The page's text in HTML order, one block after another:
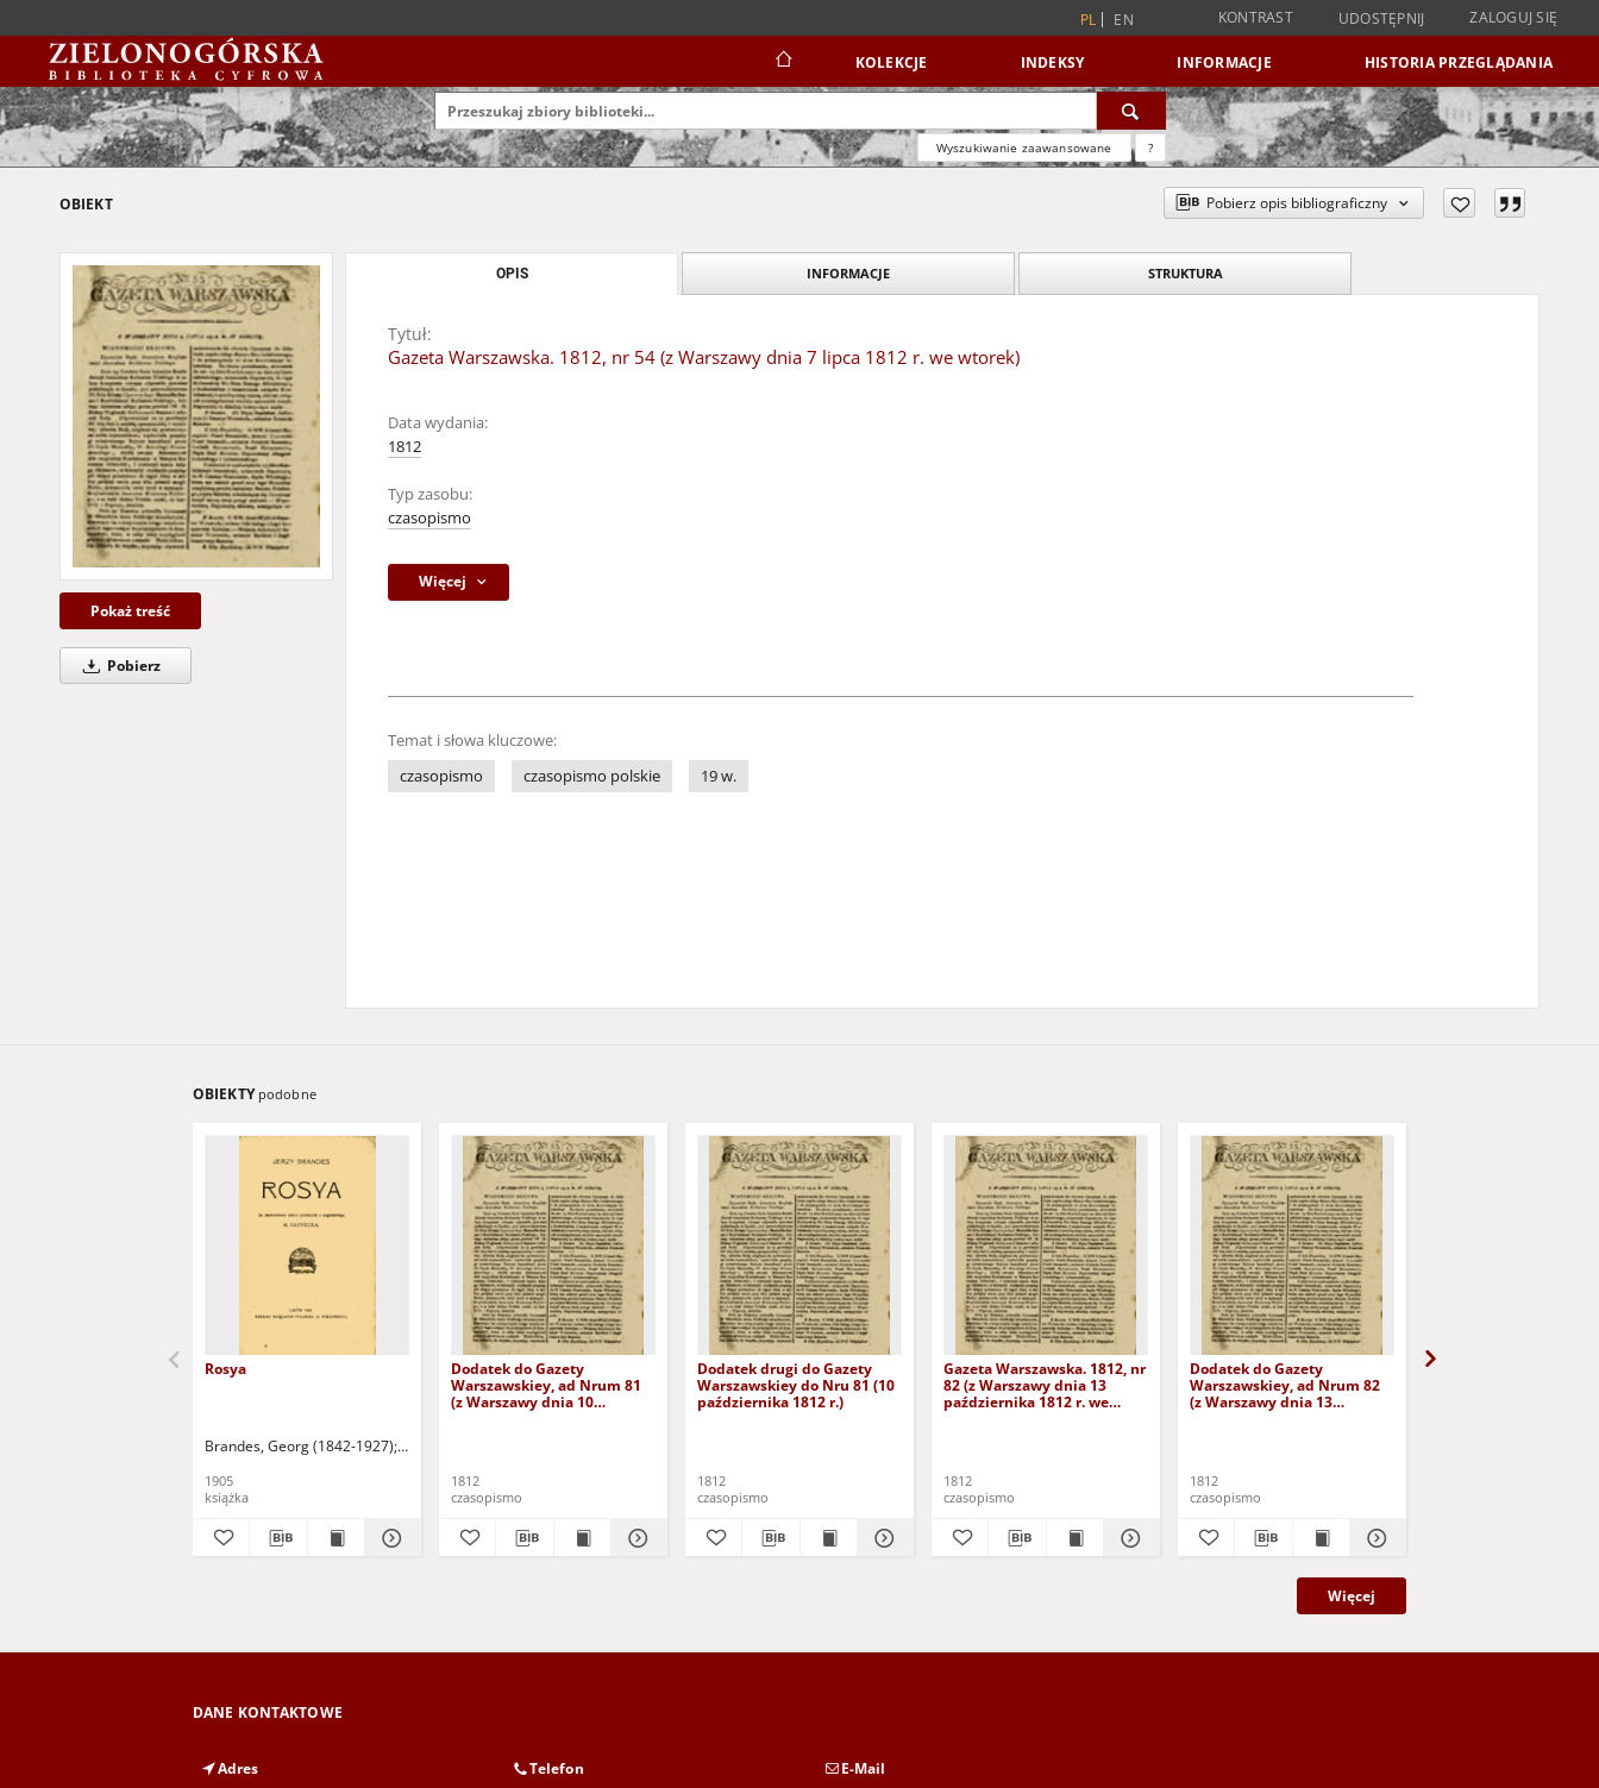
PL EN KONTRAST UDOSTĘPNIJ ZALOGUJ SIĘ
KOLEKCJE INDEKSY INFORMACJE HISTORIA PRZEGLĄDANIA
Wyszukiwanie zaawansowane ?
OBIEKT Pobierz opis bibliograficzny
Pokaż treść
Pobierz
OPIS INFORMACJE STRUKTURA
Tytuł:
Gazeta Warszawska. 1812, nr 54 (z Warszawy dnia 7 lipca 1812 r. we wtorek)
Data wydania:
1812
Typ zasobu:
czasopismo
Więcej
Temat i słowa kluczowe:
czasopismo
czasopismo polskie 19 w.
OBIEKTY podobne
Rosya
Brandes, Georg (1842-1927) Sarnecka, M. - tł.
1905
książka
Dodatek do Gazety
Warszawskiey, ad Nrum 81
(z Warszawy dnia 10
1812
czasopismo
Dodatek drugi do Gazety
Warszawskiey do Nru 81 (10
października 1812 r.)
1812
czasopismo
Gazeta Warszawska. 1812, nr
82 (z Warszawy dnia 13
października 1812 r. we
1812
czasopismo
Dodatek do Gazety
Warszawskiey, ad Nrum 82
(z Warszawy dnia 13
1812
czasopismo
Więcej
DANE KONTAKTOWE
Adres Telefon E-Mail